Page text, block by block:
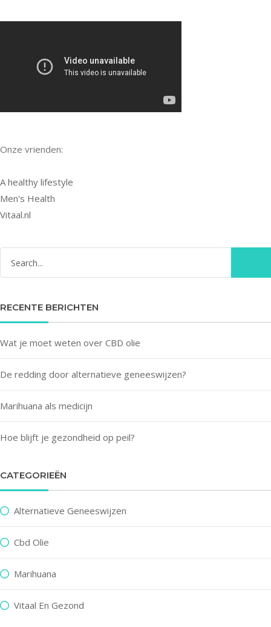
Onze vrienden:
A healthy lifestyle
Men's Health
Vitaal.nl
RECENTE BERICHTEN
Wat je moet weten over CBD olie
De redding door alternatieve geneeswijzen?
Marihuana als medicijn
Hoe blijft je gezondheid op peil?
CATEGORIEËN
Alternatieve Geneeswijzen
Cbd Olie
Marihuana
Vitaal En Gezond